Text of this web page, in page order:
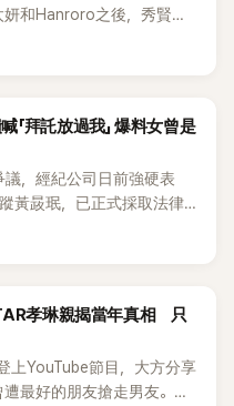
和Hanroro之後，秀賢已
近期完成錄音。
拜託放過我」 爆料女曾是
，經紀公司日前強硬表
黃晸珉，已正式採取法律
透過社群平台公開爆料，反
去曾是SHINee、NCT等偶
孝琳親揭當年真相 只
上YouTube節目，大方分享
最好的朋友搶走男友。她